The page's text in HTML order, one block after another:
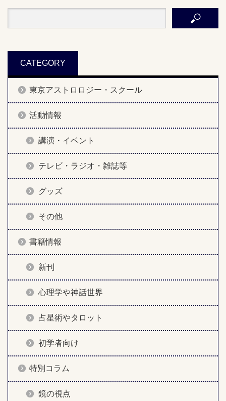
CATEGORY
東京アストロロジー・スクール
活動情報
講演・イベント
テレビ・ラジオ・雑誌等
グッズ
その他
書籍情報
新刊
心理学や神話世界
占星術やタロット
初学者向け
特別コラム
鏡の視点